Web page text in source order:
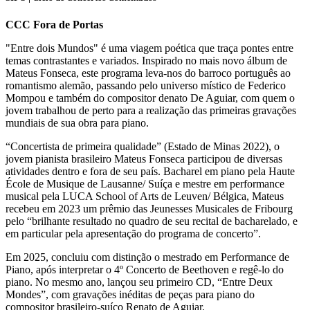
CCC Fora de Portas
"Entre dois Mundos" é uma viagem poética que traça pontes entre
temas contrastantes e variados. Inspirado no mais novo álbum de
Mateus Fonseca, este programa leva-nos do barroco português ao
romantismo alemão, passando pelo universo místico de Federico
Mompou e também do compositor denato De Aguiar, com quem o
jovem trabalhou de perto para a realização das primeiras gravações
mundiais de sua obra para piano.
“Concertista de primeira qualidade” (Estado de Minas 2022), o
jovem pianista brasileiro Mateus Fonseca participou de diversas
atividades dentro e fora de seu país. Bacharel em piano pela Haute
École de Musique de Lausanne/ Suíça e mestre em performance
musical pela LUCA School of Arts de Leuven/ Bélgica, Mateus
recebeu em 2023 um prêmio das Jeunesses Musicales de Fribourg
pelo “brilhante resultado no quadro de seu recital de bacharelado, e
em particular pela apresentação do programa de concerto”.
Em 2025, concluiu com distinção o mestrado em Performance de
Piano, após interpretar o 4º Concerto de Beethoven e regê-lo do
piano. No mesmo ano, lançou seu primeiro CD, “Entre Deux
Mondes”, com gravações inéditas de peças para piano do
compositor brasileiro-suíço Renato de Aguiar.